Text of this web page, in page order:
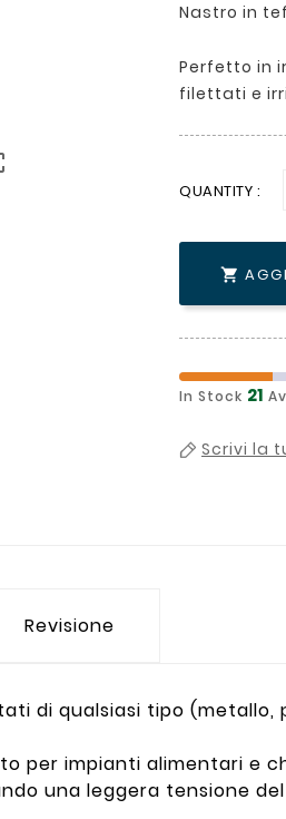
Nastro in
Perfetto in
filettati e
QUANTITY :

In Stock 21
Scrivi la
Revisione
di qualsiasi tipo
per impianti alimentari e
una leggera tensione